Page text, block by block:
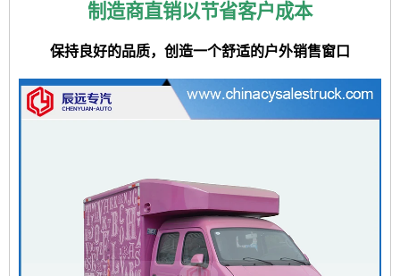
制造商直销以节省客户成本
保持良好的品质，创造一个舒适的户外销售窗口